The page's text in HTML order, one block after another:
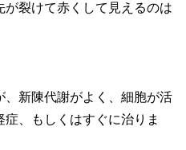
裂けて赤くして見えるのは
新陳代謝がよく、細胞が活
、もしくはすぐに治りま